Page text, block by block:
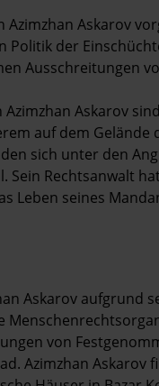
Askarov
Politik der
Ausschreitungen
Askarov
auf dem Gelände
sich unter den
Rechtsanwalt
Leben seines
Askarov aufgrund
von
Azimzhan